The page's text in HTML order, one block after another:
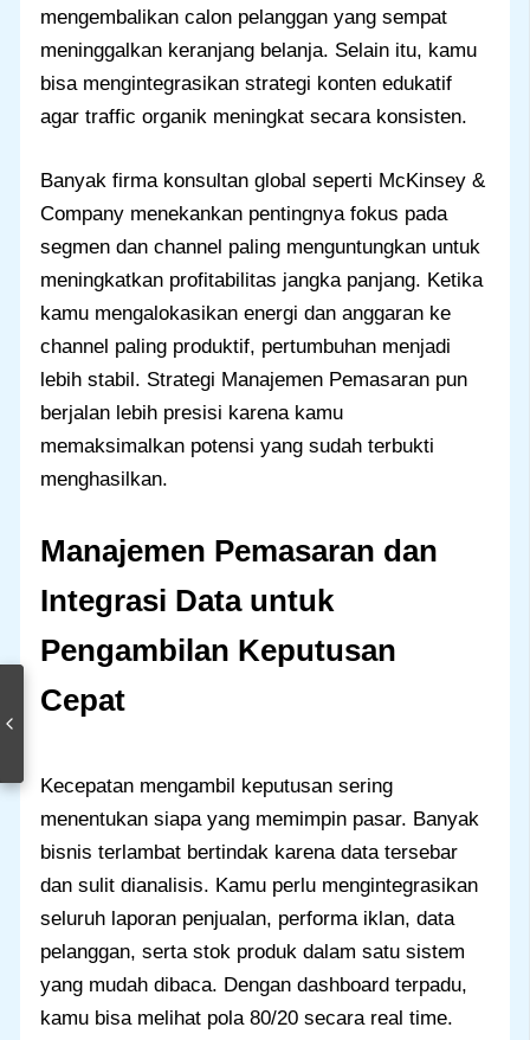
mengembalikan calon pelanggan yang sempat
meninggalkan keranjang belanja. Selain itu, kamu
bisa mengintegrasikan strategi konten edukatif
agar traffic organik meningkat secara konsisten.
Banyak firma konsultan global seperti McKinsey &
Company menekankan pentingnya fokus pada
segmen dan channel paling menguntungkan untuk
meningkatkan profitabilitas jangka panjang. Ketika
kamu mengalokasikan energi dan anggaran ke
channel paling produktif, pertumbuhan menjadi
lebih stabil. Strategi Manajemen Pemasaran pun
berjalan lebih presisi karena kamu
memaksimalkan potensi yang sudah terbukti
menghasilkan.
Manajemen Pemasaran dan
Integrasi Data untuk
Pengambilan Keputusan
Cepat
Kecepatan mengambil keputusan sering
menentukan siapa yang memimpin pasar. Banyak
bisnis terlambat bertindak karena data tersebar
dan sulit dianalisis. Kamu perlu mengintegrasikan
seluruh laporan penjualan, performa iklan, data
pelanggan, serta stok produk dalam satu sistem
yang mudah dibaca. Dengan dashboard terpadu,
kamu bisa melihat pola 80/20 secara real time.